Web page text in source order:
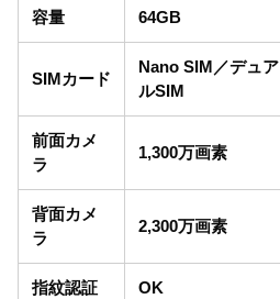
容量 64GB
SIMカード
Nano SIM／デュア
ルSIM
前面カメ
ラ
1,300万画素
背面カメ
ラ
2,300万画素
指紋認証 OK